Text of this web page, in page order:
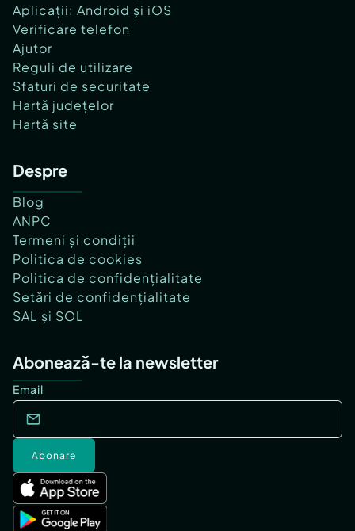
Aplicații: Android și iOS
Verificare telefon
Ajutor
Reguli de utilizare
Sfaturi de securitate
Hartă județelor
Hartă site
Despre
Blog
ANPC
Termeni și condiții
Politica de cookies
Politica de confidențialitate
Setări de confidențialitate
SAL și SOL
Abonează-te la newsletter
Email
Abonare